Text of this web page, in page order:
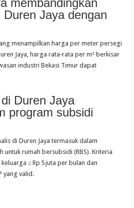
Jaya dengan
menampilkan harga per meter persegi
Jaya, harga rata‑rata per m² berkisar
industri Bekasi Timur dapat
Duren Jaya
program subsidi
di Duren Jaya termasuk dalam
rumah bersubsidi (RBS). Kriteria
≤ Rp 5 juta per bulan dan
yang valid.